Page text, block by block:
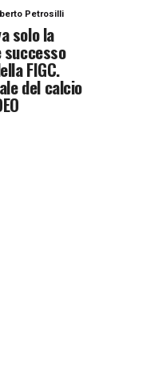
Petrosilli
solo la
successo
FIGC.
del calcio